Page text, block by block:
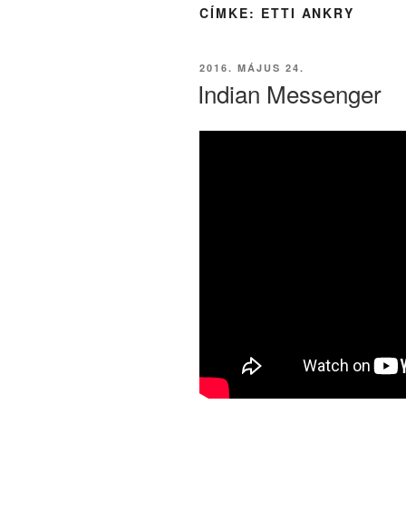
CÍMKE: ETTI ANKRY
BEKÜLDVE:
2016. MÁJUS 24.
Indian Messenger